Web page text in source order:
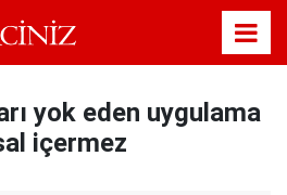
yok eden uygulama
içermez